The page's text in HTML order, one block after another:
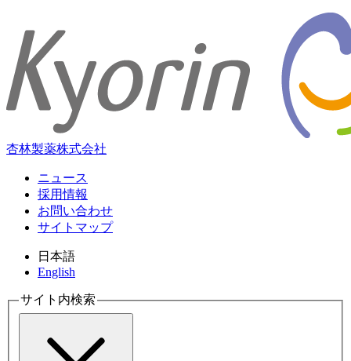
杏林製薬株式会社
ニュース
採用情報
お問い合わせ
サイトマップ
日本語
English
サイト内検索